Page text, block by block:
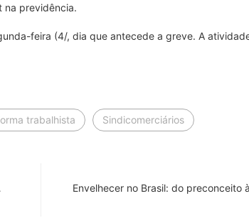
na previdência.
feira (4/, dia que antecede a greve. A
trabalhista Sindicomerciários
Envelhecer no Brasil: do preconceito